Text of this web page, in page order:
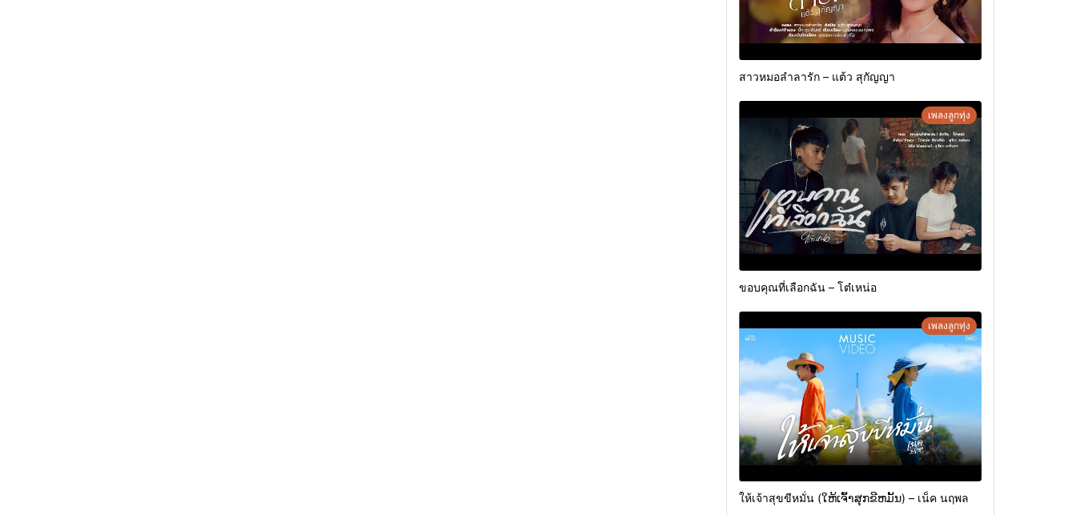
สาวหมอลำลารัก – แต้ว สุกัญญา
เพลงลูกทุ่ง
ขอบคุณที่เลือกฉัน – โต๋เหน่อ
เพลงลูกทุ่ง
ให้เจ้าสุขขีหมั่น (ໃຫ້ເຈົ້າສຸກຂີຫມັ້ນ) – เน็ค นฤพล